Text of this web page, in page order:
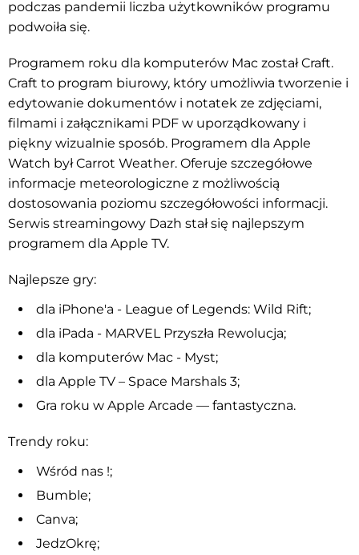
podczas pandemii liczba użytkowników programu
podwoiła się.
Programem roku dla komputerów Mac został Craft.
Craft to program biurowy, który umożliwia tworzenie i
edytowanie dokumentów i notatek ze zdjęciami,
filmami i załącznikami PDF w uporządkowany i
piękny wizualnie sposób. Programem dla Apple
Watch był Carrot Weather. Oferuje szczegółowe
informacje meteorologiczne z możliwością
dostosowania poziomu szczegółowości informacji.
Serwis streamingowy Dazh stał się najlepszym
programem dla Apple TV.
Najlepsze gry:
dla iPhone'a - League of Legends: Wild Rift;
dla iPada - MARVEL Przyszła Rewolucja;
dla komputerów Mac - Myst;
dla Apple TV – Space Marshals 3;
Gra roku w Apple Arcade — fantastyczna.
Trendy roku:
Wśród nas !;
Bumble;
Canva;
JedzOkrę;